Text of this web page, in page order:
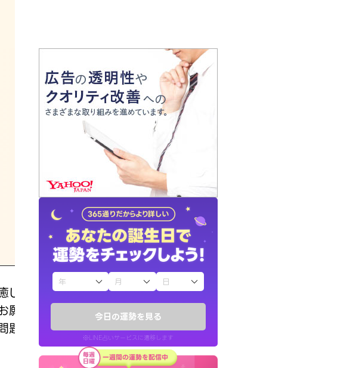
今日の運勢を見る
※LINE占いサービスに遷移します
トップ
ユーザーの声
占いの流れ
おすすめの占い師
よくある質問
えもじの子（占）12星座占い
お知らせ
し系でおしゃべりしたくて鑑定を
願いしてます(笑)
題解決もピカイチ！
50代 女性